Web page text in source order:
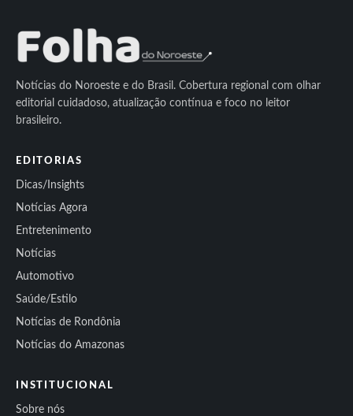
Notícias do Noroeste e do Brasil. Cobertura regional com olhar
editorial cuidadoso, atualização contínua e foco no leitor
brasileiro.
EDITORIAS
Dicas/Insights
Notícias Agora
Entretenimento
Notícias
Automotivo
Saúde/Estilo
Notícias de Rondônia
Notícias do Amazonas
INSTITUCIONAL
Sobre nós